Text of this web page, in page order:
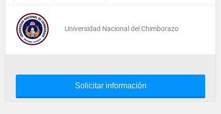
Universidad Nacional del Chimborazo
Solicitar información